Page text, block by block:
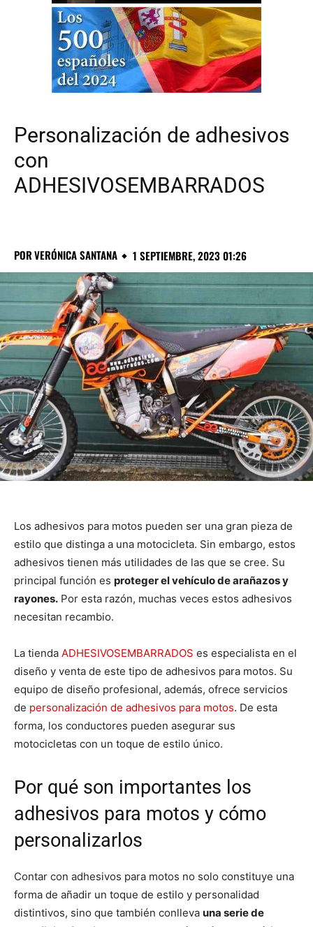
Personalización de adhesivos
con
ADHESIVOSEMBARRADOS
PORVERÓNICA SANTANA 1 SEPTIEMBRE, 2023 01:26
Los adhesivos para motos pueden ser una gran pieza de
estilo que distinga a una motocicleta. Sin embargo, estos
adhesivos tienen más utilidades de las que se cree. Su
principal función es proteger el vehículo de arañazos y
rayones. Por esta razón, muchas veces estos adhesivos
necesitan recambio.
La tienda ADHESIVOSEMBARRADOS es especialista en el
diseño y venta de este tipo de adhesivos para motos. Su
equipo de diseño profesional, además, ofrece servicios
de personalización de adhesivos para motos. De esta
forma, los conductores pueden asegurar sus
motocicletas con un toque de estilo único.
Por qué son importantes los
adhesivos para motos y cómo
personalizarlos
Contar con adhesivos para motos no solo constituye una
forma de añadir un toque de estilo y personalidad
distintivos, sino que también conlleva una serie de